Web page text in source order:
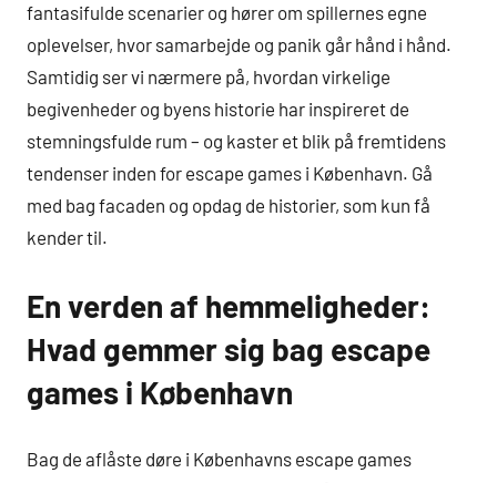
fantasifulde scenarier og hører om spillernes egne
oplevelser, hvor samarbejde og panik går hånd i hånd.
Samtidig ser vi nærmere på, hvordan virkelige
begivenheder og byens historie har inspireret de
stemningsfulde rum – og kaster et blik på fremtidens
tendenser inden for escape games i København. Gå
med bag facaden og opdag de historier, som kun få
kender til.
En verden af hemmeligheder:
Hvad gemmer sig bag escape
games i København
Bag de aflåste døre i Københavns escape games